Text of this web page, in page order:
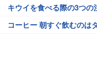
キウイを食べる際の3つの
コーヒー 朝すぐ飲むのは